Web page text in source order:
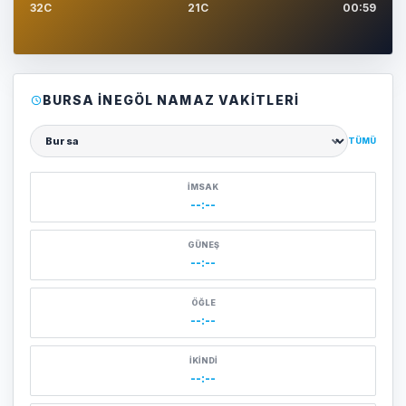
32C 21C 00:59
BURSA İNEGÖL NAMAZ VAKITLERI
Şehir seçin
TÜMÜ
İMSAK
--:--
GÜNEŞ
--:--
ÖĞLE
--:--
İKINDI
--:--